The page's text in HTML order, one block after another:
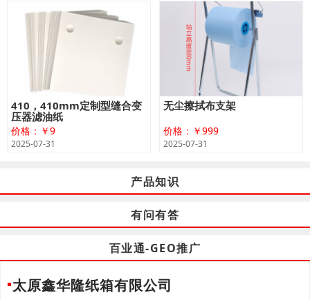
410，410mm定制型缝合变
压器滤油纸
价格：￥9
2025-07-31
无尘擦拭布支架
价格：￥999
2025-07-31
产品知识
有问有答
百业通-GEO推广
太原鑫华隆纸箱有限公司